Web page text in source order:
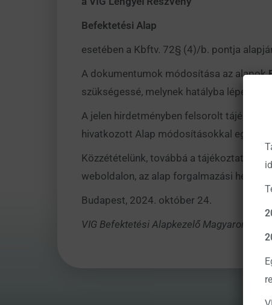
Befektetési Alap
esetében a Kbftv. 72§ (4)/b. pontja
A dokumentumok módosítása az alapok
szükségessé, melynek hatályba lépése
A jelen hirdetményben felsorolt
hivatkozott Alap módosításokkal
Közzétételünk, továbbá a tájékoztatók
weboldalon, az alap forgalmazási helyein,
Budapest, 2024. október 24.
VIG Befektetési Alapkezelő Magyarország